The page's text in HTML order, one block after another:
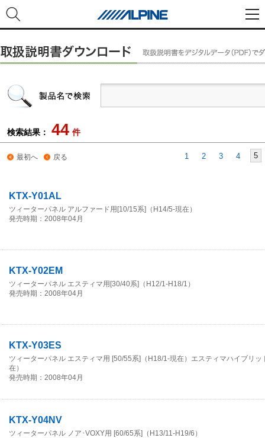
検索結果： 44 件
最初へ 戻る 1 2 3 4 5
KTX-Y01AL
ツィーターパネル アルファード用[10/15系]（H14/5-現在）
発売時期：2008年04月
KTX-Y02EM
ツィーターパネル エスティマ用[30/40系]（H12/1-H18/1）
発売時期：2008年04月
KTX-Y03ES
ツィーターパネル エスティマ用 [50/55系]（H18/1-現在）エスティマハイブリ
在）
発売時期：2008年04月
KTX-Y04NV
ツィーターパネル ノア･VOXY用 [60/65系]（H13/11-H19/6）